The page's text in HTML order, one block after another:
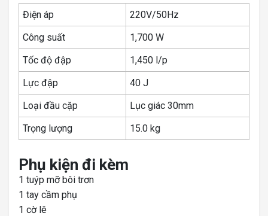
Điện áp
220V/50Hz
Công suất
1,700 W
Tốc độ đập
1,450 l/p
Lực đập
40 J
Loại đầu cặp
Lục giác 30mm
Trọng lượng
15.0 kg
Phụ kiện đi kèm
1 tuýp mỡ bôi trơn
1 tay cầm phụ
1 cờ lê